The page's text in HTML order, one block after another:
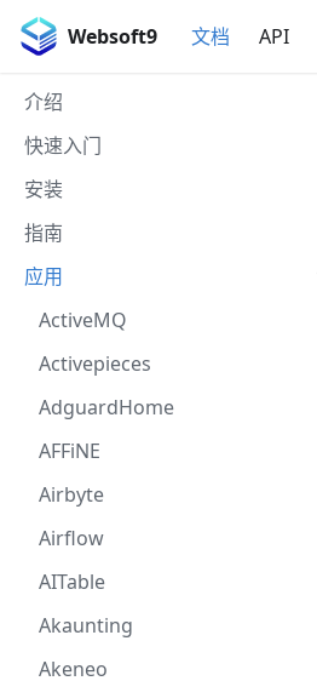
Websoft9 文档 API
介绍
快速入门
安装
指南
应用
ActiveMQ
Activepieces
AdguardHome
AFFiNE
Airbyte
Airflow
AITable
Akaunting
Akeneo